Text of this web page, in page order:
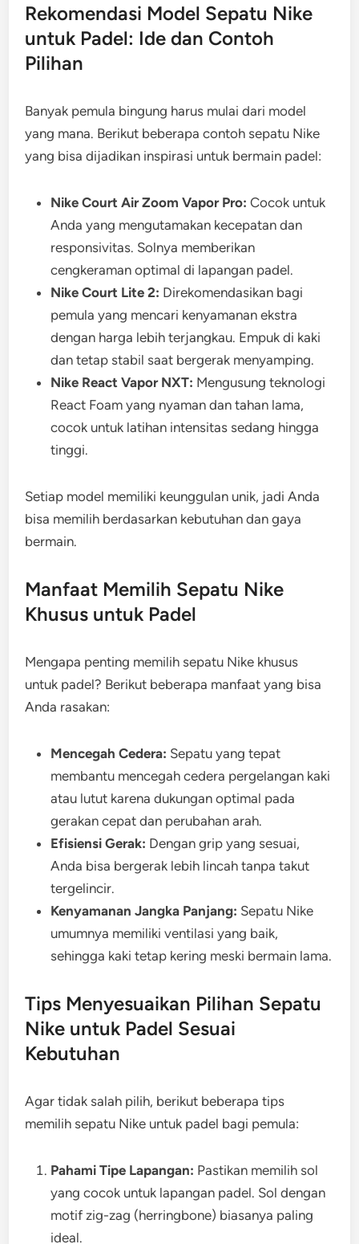
Rekomendasi Model Sepatu Nike
untuk Padel: Ide dan Contoh
Pilihan
Banyak pemula bingung harus mulai dari model
yang mana. Berikut beberapa contoh sepatu Nike
yang bisa dijadikan inspirasi untuk bermain padel:
Nike Court Air Zoom Vapor Pro: Cocok untuk
Anda yang mengutamakan kecepatan dan
responsivitas. Solnya memberikan
cengkeraman optimal di lapangan padel.
Nike Court Lite 2: Direkomendasikan bagi
pemula yang mencari kenyamanan ekstra
dengan harga lebih terjangkau. Empuk di kaki
dan tetap stabil saat bergerak menyamping.
Nike React Vapor NXT: Mengusung teknologi
React Foam yang nyaman dan tahan lama,
cocok untuk latihan intensitas sedang hingga
tinggi.
Setiap model memiliki keunggulan unik, jadi Anda
bisa memilih berdasarkan kebutuhan dan gaya
bermain.
Manfaat Memilih Sepatu Nike
Khusus untuk Padel
Mengapa penting memilih sepatu Nike khusus
untuk padel? Berikut beberapa manfaat yang bisa
Anda rasakan:
Mencegah Cedera: Sepatu yang tepat
membantu mencegah cedera pergelangan kaki
atau lutut karena dukungan optimal pada
gerakan cepat dan perubahan arah.
Efisiensi Gerak: Dengan grip yang sesuai,
Anda bisa bergerak lebih lincah tanpa takut
tergelincir.
Kenyamanan Jangka Panjang: Sepatu Nike
umumnya memiliki ventilasi yang baik,
sehingga kaki tetap kering meski bermain lama.
Tips Menyesuaikan Pilihan Sepatu
Nike untuk Padel Sesuai
Kebutuhan
Agar tidak salah pilih, berikut beberapa tips
memilih sepatu Nike untuk padel bagi pemula:
Pahami Tipe Lapangan: Pastikan memilih sol
yang cocok untuk lapangan padel. Sol dengan
motif zig-zag (herringbone) biasanya paling
ideal.